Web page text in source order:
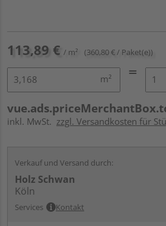
113,89 € / m² (360,80 € / Paket(e))
m²
inkl. MwSt. zzgl. Versandkosten für
Verkauf und Versand durch:
Holz Schwan
Köln
Services Kontakt